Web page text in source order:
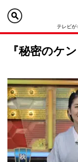
テレビが
『秘密のケ